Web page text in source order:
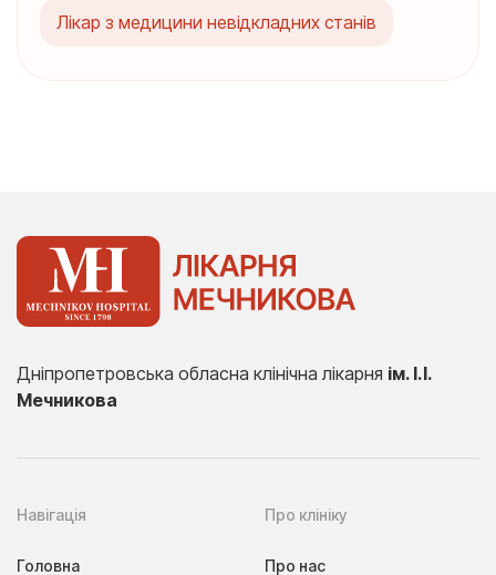
Лікар з медицини невідкладних станів
Дніпропетровська обласна клінічна лікарня ім. І.І.
Мечникова
Навігація
Головна
Про клініку
Про нас